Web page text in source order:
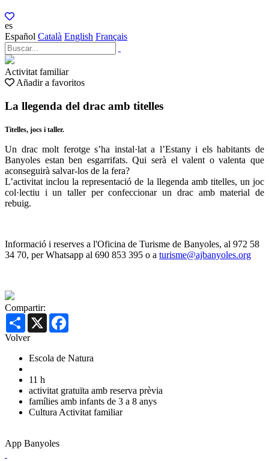
es
Español Català English Français
Activitat familiar
Añadir a favoritos
La llegenda del drac amb titelles
Titelles, jocs i taller.
Un drac molt ferotge s’ha instal·lat a l’Estany i els habitants de
Banyoles estan ben esgarrifats. Qui serà el valent o valenta que
aconseguirà salvar-los de la fera?
L’activitat inclou la representació de la llegenda amb titelles, un joc
col·lectiu i un taller per confeccionar un drac amb material de
rebuig.
Informació i reserves a l'Oficina de Turisme de Banyoles, al 972 58
34 70, per Whatsapp al 690 853 395 o a turisme@ajbanyoles.org
Compartir:
Share X
Volver
Escola de Natura
11 h
activitat gratuïta amb reserva prèvia
famílies amb infants de 3 a 8 anys
CulturaActivitat familiar
App Banyoles